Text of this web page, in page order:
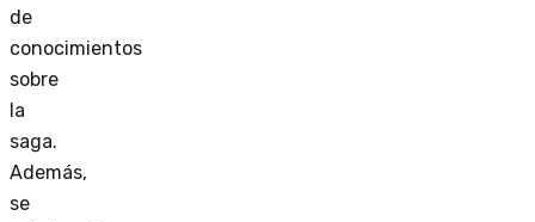
de
conocimientos
sobre
la
saga.
Además,
se